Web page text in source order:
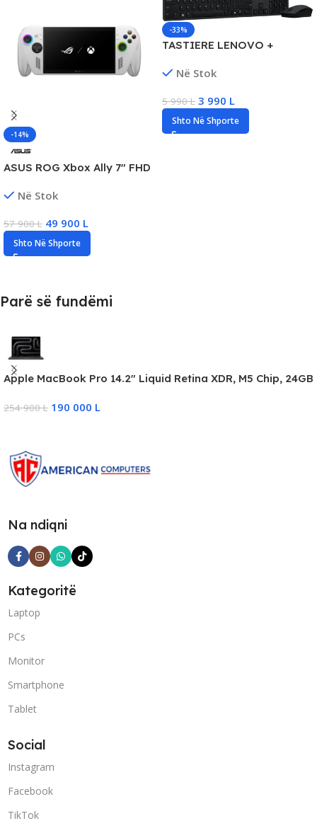
-14%
ASUS ROG Xbox Ally 7″ FHD
16GB RAM, 512GB SSD, New
Në Stok
57 900L 49 900 L
Shto Në Shporte
-33%
TASTIERE LENOVO +
Në Stok
5 990L 3 990 L
Shto Në Shporte
Parë së fundëmi
Apple MacBook Pro 14.2″ Liquid Retina XDR, M5 Chip, 24GB
254 900L 190 000 L
Na ndiqni
Kategoritë
Laptop
PCs
Monitor
Smartphone
Tablet
Social
Instagram
Facebook
TikTok